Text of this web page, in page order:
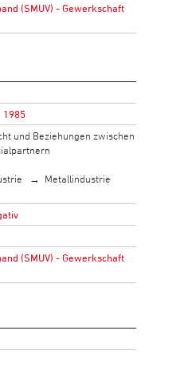
(SMUV) - Gewerkschaft
1985
und Beziehungen zwischen
Metallindustrie
(SMUV) - Gewerkschaft